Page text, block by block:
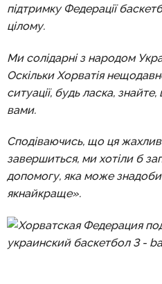
підтримку Федерації
цілому.
Ми солідарні з народом
Оскільки Хорватія
ситуації, будь ласка,
вами.
Сподіваючись, що ця
завершиться, ми хотіли б
допомогу, яка може
якнайкраще».